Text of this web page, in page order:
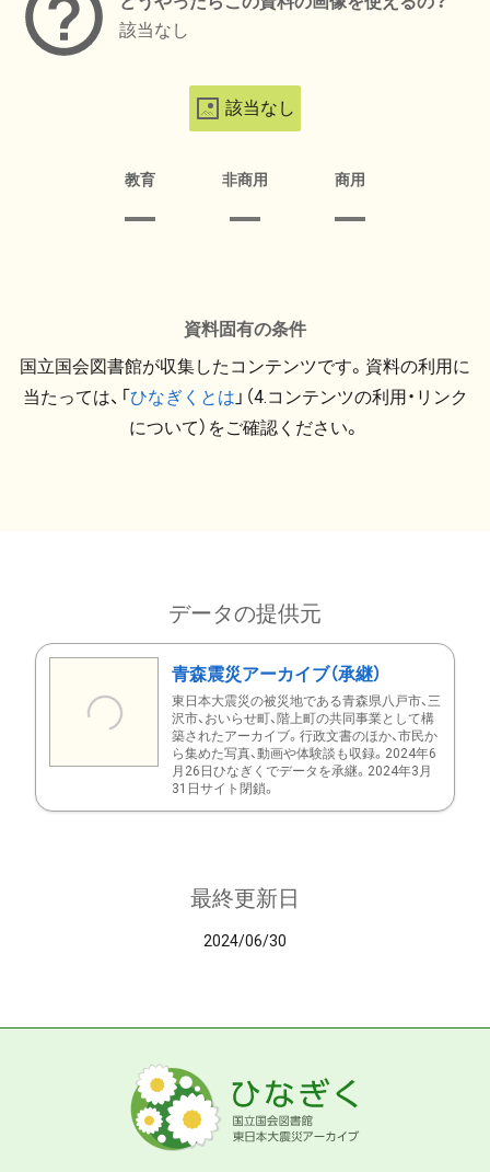
該当なし
該当なし
教育 非商用 商用
資料固有の条件
国立国会図書館が収集したコンテンツです。資料の利用に
当たっては、「ひなぎくとは 」（4.コンテンツの利用・リンク
について）をご確認ください。
データの提供元
青森震災アーカイブ（承継）
東日本大震災の被災地である青森県八戸市、三
沢市、おいらせ町、階上町の共同事業として構
築されたアーカイブ。行政文書のほか、市民か
ら集めた写真、動画や体験談も収録。2024年6
月26日ひなぎくでデータを承継。2024年3月
31日サイト閉鎖。
最終更新日
2024/06/30